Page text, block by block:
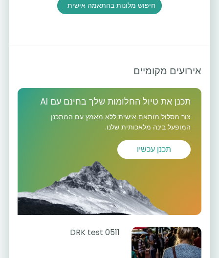
חיפוש מלונות בהתאמה אישית
אירועים מקומיים
תכנן את טיול החלומות שלך בחינם עם AI
צור מסלול מותאם אישית ללא מאמץ עם המתכנן
המופעל בינה מלאכותית שלנו.
תכנן עכשיו
DRK test 0511